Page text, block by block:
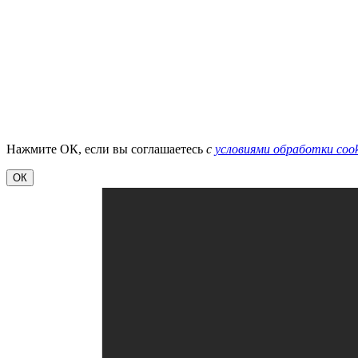
Нажмите ОК, если вы соглашаетесь с условиями обработки
ОК